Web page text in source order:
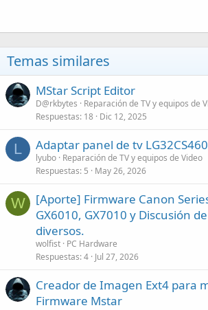
Temas similares
MStar Script Editor
D@rkbytes
Reparación de TV y equipos de
Respuestas 18 Dic 12, 2025
L Adaptar panel de tv
lyubo Reparación de TV y equipos de Video
Respuestas 5 May 26, 2026
W
[Aporte] Firmware Canon
GX6010, GX7010 y Discusión
diversos.
wolfist PC Hardware
Respuestas 4 Jul 27, 2026
Creador de Imagen Ext4 para
Firmware Mstar